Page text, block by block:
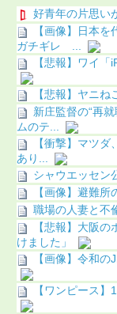
好青年の片思い
【画像】日本
ガチギレ ...
【悲報】ワイ
【悲報】ヤニ
新庄監督の“再
ムのテ...
【衝撃】マツ
あり...
シャウエッセン
【画像】避難
職場の人妻と不
【悲報】大阪
けました」
【画像】令和
【ワンピース